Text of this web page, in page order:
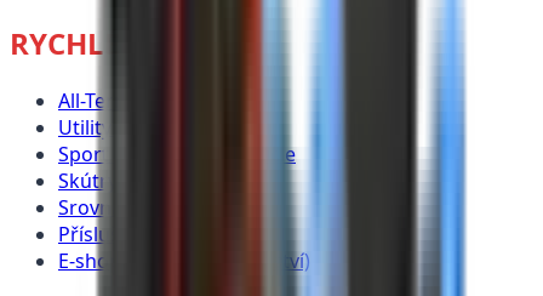
RYCHLÉ ODKAZY
All-Terrain Vehicle
Utility Terrain Vehicle
Sport Side-by-Side Vehicle
Skútry
Srovnání modelů
Příslušenství
E-shop (díly & příslušenství)